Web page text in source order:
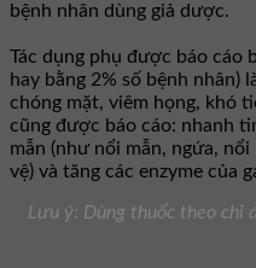
bệnh nhân dùng giả dược.
Tác dụng phụ được báo cáo
hay bằng 2% số bệnh nhân)
chóng mặt, viêm họng, khó
cũng được báo cáo: nhanh
mẫn (như nổi mẫn, ngứa,
vệ) và tăng các enzyme của
Lưu ý: Dùng thuốc theo chỉ